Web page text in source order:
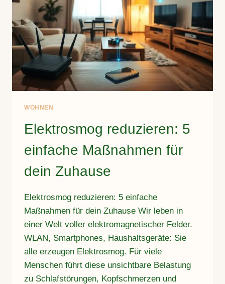
WOHNEN
Elektrosmog reduzieren: 5
einfache Maßnahmen für
dein Zuhause
Elektrosmog reduzieren: 5 einfache
Maßnahmen für dein Zuhause Wir leben in
einer Welt voller elektromagnetischer Felder.
WLAN, Smartphones, Haushaltsgeräte: Sie
alle erzeugen Elektrosmog. Für viele
Menschen führt diese unsichtbare Belastung
zu Schlafstörungen, Kopfschmerzen und